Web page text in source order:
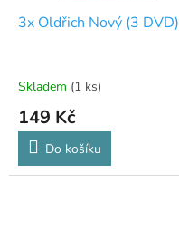
3x Oldřich Nový (3 DVD)
Skladem (1 ks)
149 Kč
Do košíku